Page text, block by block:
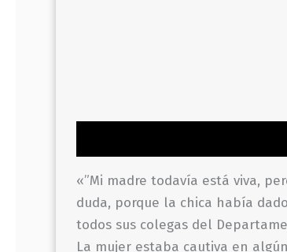
«”Mi madre todavía está viva,
duda, porque la chica había
todos sus colegas del
La mujer estaba cautiva en